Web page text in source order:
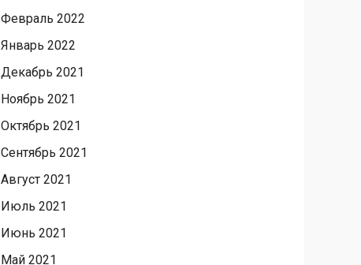
Февраль 2022
Январь 2022
Декабрь 2021
Ноябрь 2021
Октябрь 2021
Сентябрь 2021
Август 2021
Июль 2021
Июнь 2021
Май 2021